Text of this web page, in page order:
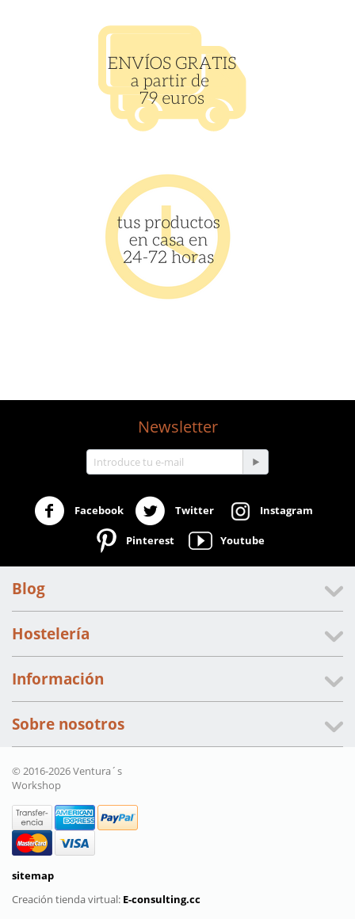
Newsletter
Facebook Twitter Instagram
Pinterest Youtube
Blog
Hostelería
Información
Sobre nosotros
© 2016-2026 Ventura´s
Workshop
sitemap
Creación tienda virtual: E-consulting.cc